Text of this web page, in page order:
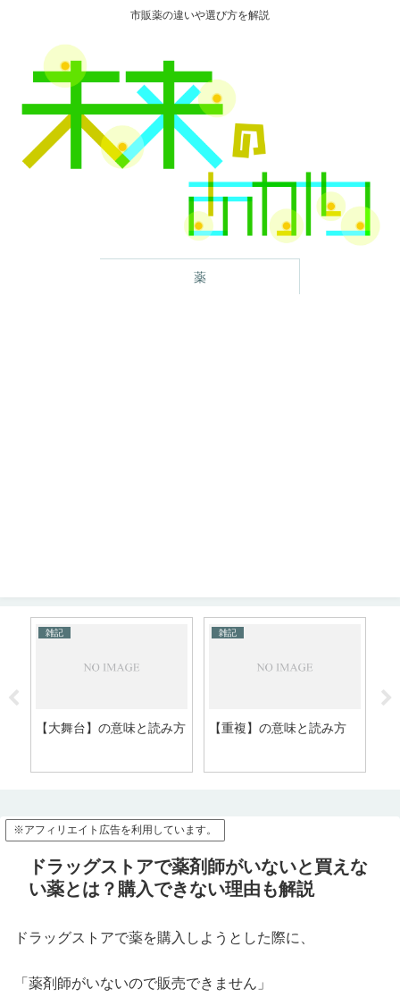
市販薬の違いや選び方を解説
薬
雑記
【大舞台】の意味と読み方
雑記
【重複】の意味と読み方
※アフィリエイト広告を利用しています。
ドラッグストアで薬剤師がいないと買えな
い薬とは？購入できない理由も解説
ドラッグストアで薬を購入しようとした際に、
「薬剤師がいないので販売できません」